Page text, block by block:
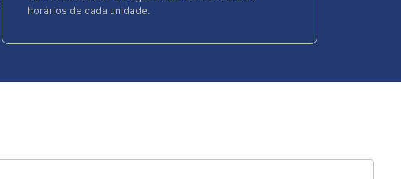
horários de cada unidade.